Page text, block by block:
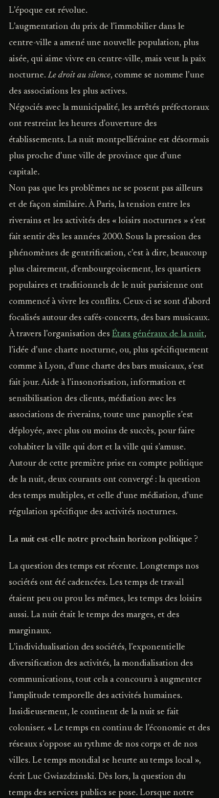
L’époque est révolue.
L’augmentation du prix de l’immobilier dans le
centre-ville a amené une nouvelle population, plus
aisée, qui aime vivre en centre-ville, mais veut la paix
nocturne. Le droit au silence, comme se nomme l’une
des associations les plus actives.
Négociés avec la municipalité, les arrêtés préfectoraux
ont restreint les heures d’ouverture des
établissements. La nuit montpelliéraine est désormais
plus proche d’une ville de province que d’une
capitale.
Non pas que les problèmes ne se posent pas ailleurs
et de façon similaire. À Paris, la tension entre les
riverains et les activités des « loisirs nocturnes » s’est
fait sentir dès les années 2000. Sous la pression des
phénomènes de gentrification, c’est à dire, beaucoup
plus clairement, d’embourgeoisement, les quartiers
populaires et traditionnels de le nuit parisienne ont
commencé à vivre les conflits. Ceux-ci se sont d’abord
focalisés autour des cafés-concerts, des bars musicaux.
À travers l’organisation des États généraux de la nuit,
l’idée d’une charte nocturne, ou, plus spécifiquement
comme à Lyon, d’une charte des bars musicaux, s’est
fait jour. Aide à l’insonorisation, information et
sensibilisation des clients, médiation avec les
associations de riverains, toute une panoplie s’est
déployée, avec plus ou moins de succès, pour faire
cohabiter la ville qui dort et la ville qui s’amuse.
Autour de cette première prise en compte politique
de la nuit, deux courants ont convergé : la question
des temps multiples, et celle d’une médiation, d’une
régulation spécifique des activités nocturnes.
La nuit est-elle notre prochain horizon politique ?
La question des temps est récente. Longtemps nos
sociétés ont été cadencées. Les temps de travail
étaient peu ou prou les mêmes, les temps des loisirs
aussi. La nuit était le temps des marges, et des
marginaux.
L’individualisation des sociétés, l’exponentielle
diversification des activités, la mondialisation des
communications, tout cela a concouru à augmenter
l’amplitude temporelle des activités humaines.
Insidieusement, le continent de la nuit se fait
coloniser. « Le temps en continu de l’économie et des
réseaux s’oppose au rythme de nos corps et de nos
villes. Le temps mondial se heurte au temps local »,
écrit Luc Gwiazdzinski. Dès lors, la question du
temps des services publics se pose. Lorsque notre